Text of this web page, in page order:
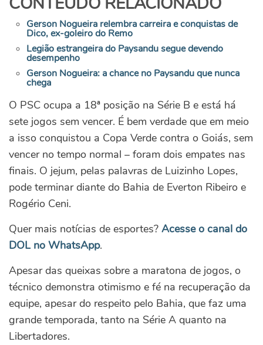
Gerson Nogueira relembra carreira e conquistas de
Dico, ex-goleiro do Remo
Legião estrangeira do Paysandu segue devendo
desempenho
Gerson Nogueira: a chance no Paysandu que nunca
chega
O PSC ocupa a 18ª posição na Série B e está há
sete jogos sem vencer. É bem verdade que em meio
a isso conquistou a Copa Verde contra o Goiás, sem
vencer no tempo normal – foram dois empates nas
finais. O jejum, pelas palavras de Luizinho Lopes,
pode terminar diante do Bahia de Everton Ribeiro e
Rogério Ceni.
Quer mais notícias de esportes? Acesse o canal do
DOL no WhatsApp.
Apesar das queixas sobre a maratona de jogos, o
técnico demonstra otimismo e fé na recuperação da
equipe, apesar do respeito pelo Bahia, que faz uma
grande temporada, tanto na Série A quanto na
Libertadores.